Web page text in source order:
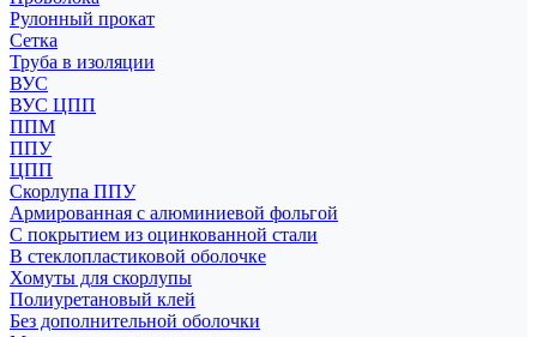
Рулонный прокат
Сетка
Труба в изоляции
ВУС
ВУС ЦПП
ППМ
ППУ
ЦПП
Скорлупа ППУ
Армированная с алюминиевой фольгой
С покрытием из оцинкованной стали
В стеклопластиковой оболочке
Хомуты для скорлупы
Полиуретановый клей
Без дополнительной оболочки